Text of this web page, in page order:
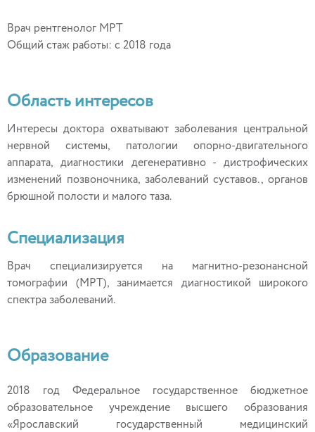
Врач рентгенолог МРТ
Общий стаж работы: с 2018 года
Область интересов
Интересы доктора охватывают заболевания центральной
нервной системы, патологии опорно-двигательного
аппарата, диагностики дегенеративно - дистрофических
изменений позвоночника, заболеваний суставов., органов
брюшной полости и малого таза.
Специализация
Врач специализируется на магнитно-резонансной
томографии (МРТ), занимается диагностикой широкого
спектра заболеваний.
Образование
2018 год Федеральное государственное бюджетное
образовательное учреждение высшего образования
«Ярославский государственный медицинский